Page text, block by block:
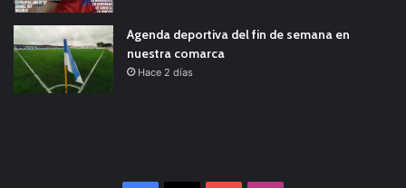
Agenda deportiva del fin de semana en
nuestra comarca
Hace 2 días